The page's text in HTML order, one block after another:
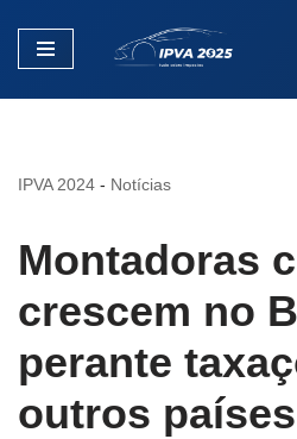
Pular
IPVA 2024 - Notícias
Montadoras
crescem no
perante
outros países